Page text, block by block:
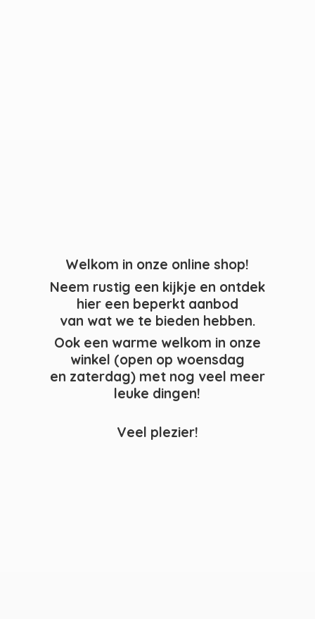
Welkom in onze online shop!
Neem rustig een kijkje en ontdek
hier een beperkt aanbod
van wat we te bieden hebben.
Ook een warme welkom in onze
winkel (open op woensdag
en zaterdag) met nog veel meer
leuke dingen!
Veel plezier!